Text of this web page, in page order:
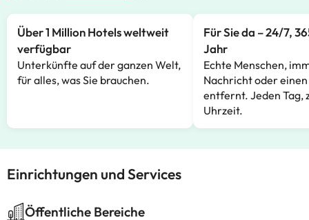
Über 1 Million Hotels weltweit
verfügbar
Unterkünfte auf der ganzen Welt,
für alles, was Sie brauchen.
Für Sie da – 24/7,
Jahr
Echte Menschen,
Nachricht oder
entfernt. Jeden Tag,
Uhrzeit.
Einrichtungen und Services
Öffentliche Bereiche